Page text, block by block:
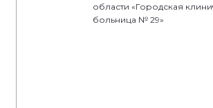
области «Городская
больница № 29»